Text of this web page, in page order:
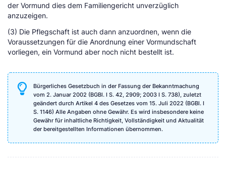
der Vormund dies dem Familiengericht unverzüglich
anzuzeigen.
(3) Die Pflegschaft ist auch dann anzuordnen, wenn die
Voraussetzungen für die Anordnung einer Vormundschaft
vorliegen, ein Vormund aber noch nicht bestellt ist.
Bürgerliches Gesetzbuch in der Fassung der Bekanntmachung
vom 2. Januar 2002 (BGBl. I S. 42, 2909; 2003 I S. 738), zuletzt
geändert durch Artikel 4 des Gesetzes vom 15. Juli 2022 (BGBl. I
S. 1146) Alle Angaben ohne Gewähr. Es wird insbesondere keine
Gewähr für inhaltliche Richtigkeit, Vollständigkeit und Aktualität
der bereitgestellten Informationen übernommen.